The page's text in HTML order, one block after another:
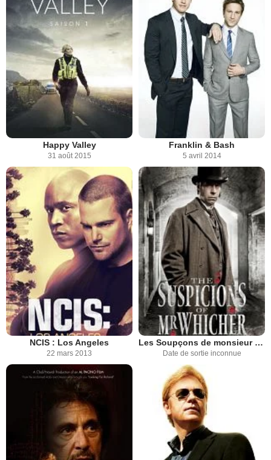
Happy Valley
31 août 2015
Franklin & Bash
5 avril 2014
NCIS : Los Angeles
22 mars 2013
Les Soupçons de monsieur Whicher (TV)
Date de sortie inconnue